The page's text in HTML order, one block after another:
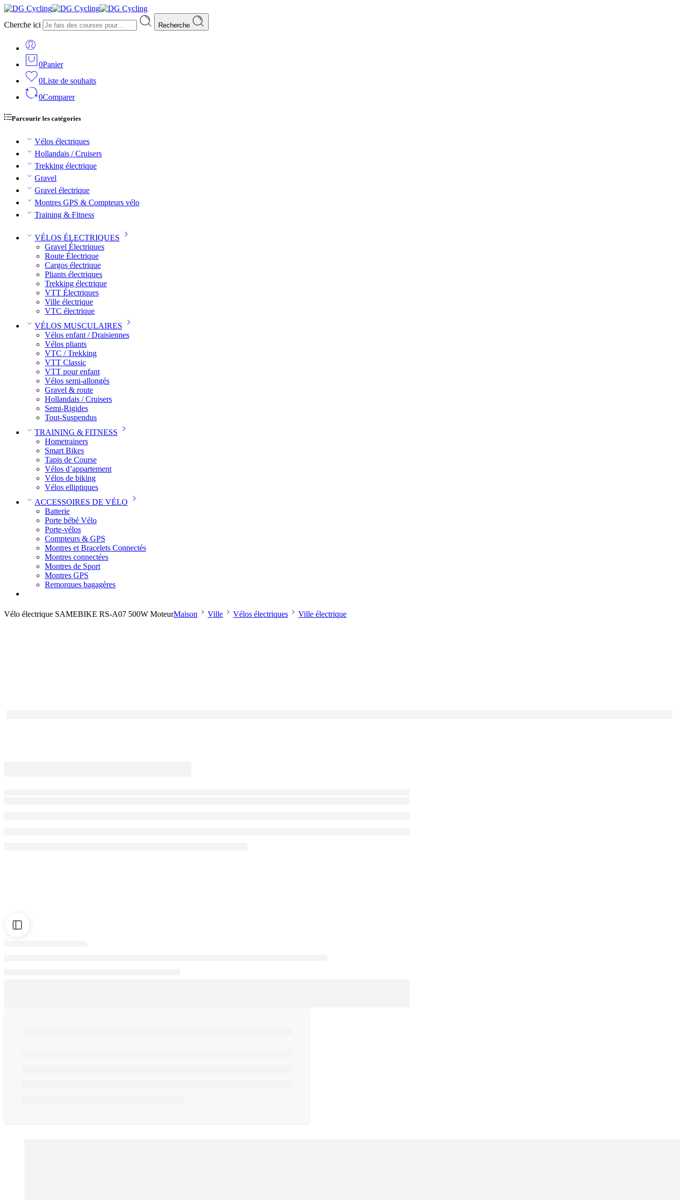
Cherche ici Recherche
0Panier
0Liste de souhaits
0Comparer
Parcourir les catégories
Vélos électriques
Hollandais / Cruisers
Trekking électrique
Gravel
Gravel électrique
Montres GPS & Compteurs vélo
Training & Fitness
VÉLOS ÉLECTRIQUES
Gravel Électriques
Route Électrique
Cargos électrique
Pliants électriques
Trekking électrique
VTT Électriques
Ville électrique
VTC électrique
VÉLOS MUSCULAIRES
Vélos enfant / Draisiennes
Vélos pliants
VTC / Trekking
VTT Classic
VTT pour enfant​
Vélos semi-allongés
Gravel & route
Hollandais / Cruisers
Semi-Rigides
Tout-Suspendus
TRAINING & FITNESS
Hometrainers
Smart Bikes
Tapis de Course
Vélos d’appartement
Vélos de biking
Vélos elliptiques
ACCESSOIRES DE VÉLO
Batterie
Porte bébé Vélo
Porte-vélos
Compteurs & GPS
Montres et Bracelets Connectés
Montres connectées
Montres de Sport
Montres GPS
Remorques bagagères
Vélo électrique SAMEBIKE RS-A07 500W MoteurMaison Ville Vélos électriques Ville électrique